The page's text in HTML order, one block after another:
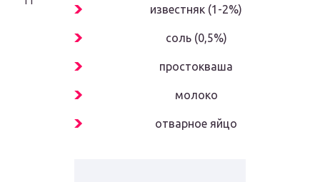
известняк (1-2%)
соль (0,5%)
простокваша
молоко
отварное яйцо